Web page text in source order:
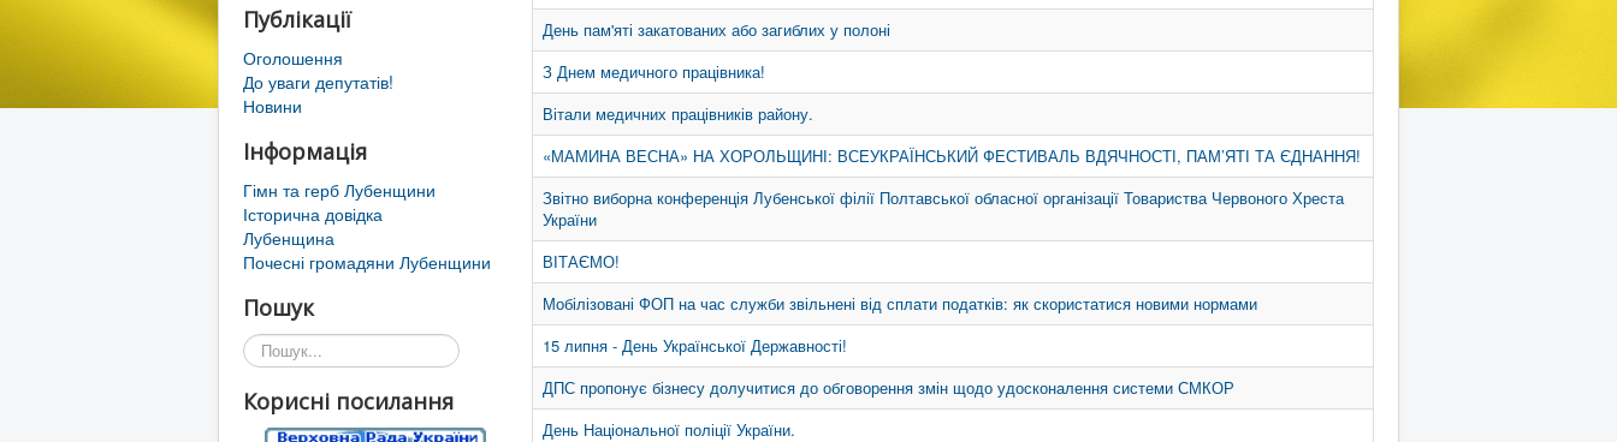
Публікації
Оголошення
До уваги депутатів!
Новини
Інформація
Гімн та герб Лубенщини
Історична довідка
Лубенщина
Почесні громадяни Лубенщини
Пошук
Пошук...
Корисні посилання
День пам'яті закатованих або загиблих у полоні
З Днем медичного працівника!
Вітали медичних працівників району.
«МАМИНА ВЕСНА» НА ХОРОЛЬЩИНІ: ВСЕУКРАЇНСЬКИЙ ФЕСТИВАЛЬ ВДЯЧНОСТІ, ПАМ’ЯТІ ТА ЄДНАННЯ!
Звітно виборна конференція Лубенської філії Полтавської обласної організації Товариства Червоного Хреста
України
ВІТАЄМО!
Мобілізовані ФОП на час служби звільнені від сплати податків: як скористатися новими нормами
15 липня - День Української Державності!
ДПС пропонує бізнесу долучитися до обговорення змін щодо удосконалення системи СМКОР
День Національної поліції України.